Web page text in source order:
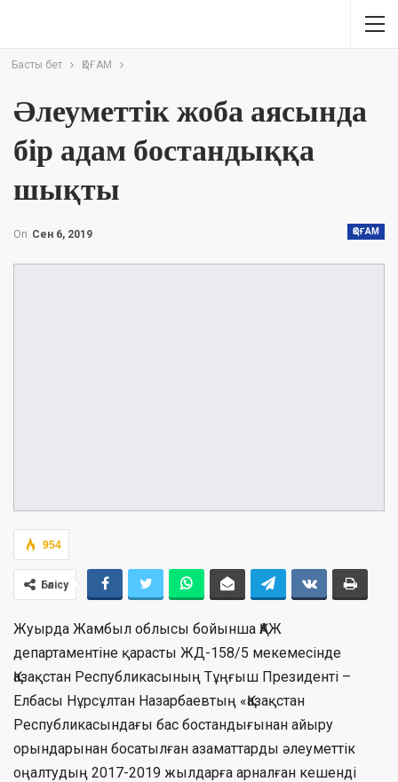
Басты бет ҚОҒАМ
Әлеуметтік жоба аясында
бір адам бостандыққа
шықты
ҚОҒАМ
On Сен 6, 2019
954
Бөлісу
Жуырда Жамбыл облысы бойынша ҚАЖ
департаментіне қарасты ЖД-158/5 мекемесінде
Қазақстан Республикасының Тұңғыш Президенті –
Елбасы Нұрсұлтан Назарбаевтың «Қазақстан
Республикасындағы бас бостандығынан айыру
орындарынан босатылған азаматтарды әлеуметтік
оңалтудың 2017-2019 жылдарға арналған кешенді